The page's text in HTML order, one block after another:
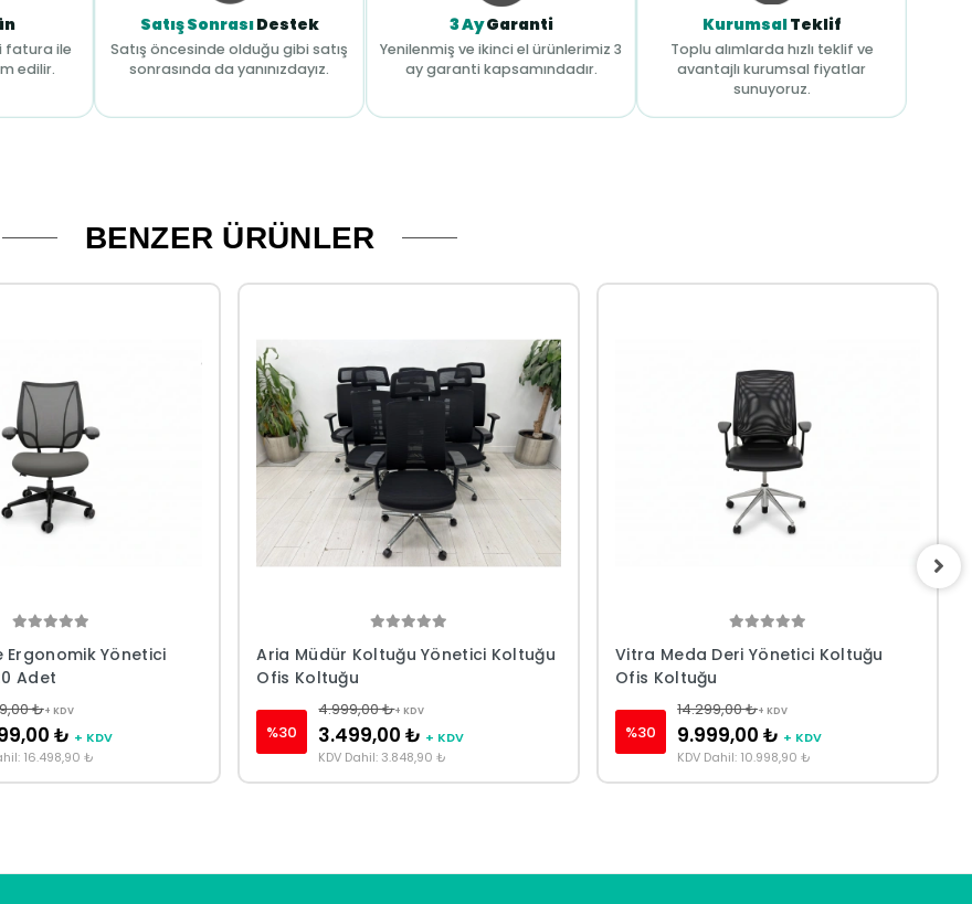
fatura ile
edilir.
Satış SonrasıDestek
Satış öncesinde olduğu gibi satış
sonrasında da yanınızdayız.
3 AyGaranti
Yenilenmiş ve ikinci el ürünlerimiz 3
ay garanti kapsamındadır.
KurumsalTeklif
Toplu alımlarda hızlı teklif ve
avantajlı kurumsal fiyatlar
sunuyoruz.
BENZER ÜRÜNLER
Ergonomik Yönetici
Adet
₺+ KDV
₺ + KDV
16.498,90 ₺
Aria Müdür Koltuğu Yönetici Koltuğu
Ofis Koltuğu
%30
4.999,00 ₺+ KDV
3.499,00 ₺ + KDV
KDV Dahil: 3.848,90 ₺
Vitra Meda Deri Yönetici Koltuğu
Ofis Koltuğu
%30
14.299,00 ₺+ KDV
9.999,00 ₺ + KDV
KDV Dahil: 10.998,90 ₺